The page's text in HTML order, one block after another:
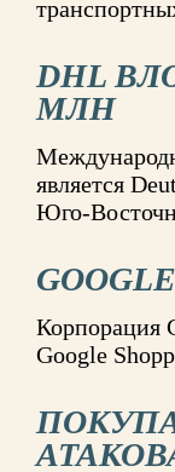
DHL
МЛН
является
Юго-
Корпорация
Google